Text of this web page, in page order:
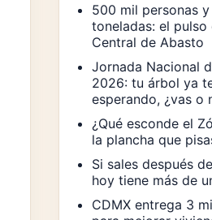
500 mil personas
toneladas: el pulso
Central de Abasto
Jornada Nacional
2026: tu árbol ya
esperando, ¿vas o
¿Qué esconde el
la plancha que
Si sales después
hoy tiene más de
CDMX entrega 3